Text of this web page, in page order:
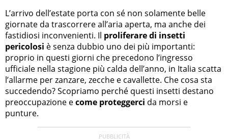
L’arrivo dell’estate porta con sé non solamente belle
giornate da trascorrere all’aria aperta, ma anche dei
fastidiosi inconvenienti. Il proliferare di insetti
pericolosi è senza dubbio uno dei più importanti:
proprio in questi giorni che precedono l’ingresso
ufficiale nella stagione più calda dell’anno, in Italia scatta
l’allarme per zanzare, zecche e cavallette. Che cosa sta
succedendo? Scopriamo perché questi insetti destano
preoccupazione ecome proteggerci da morsi e
punture.